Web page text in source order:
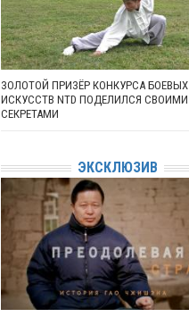
ЗОЛОТОЙ ПРИЗЁР КОНКУРСА БОЕВЫХ
ИСКУССТВ NTD ПОДЕЛИЛСЯ СВОИМИ
СЕКРЕТАМИ
ЭКСКЛЮЗИВ